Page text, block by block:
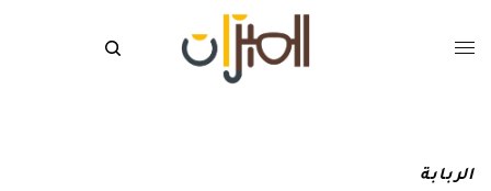
الربابة